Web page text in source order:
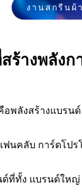
งานสกรีนผ้
ร้างพลัง
พลังสร้างแบรน
ฟนคลับ การ์ดโป
ที่ทั้ง แบรนด์ใหญ่